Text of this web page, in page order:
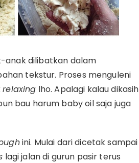
anak dilibatkan dalam
tekstur. Proses menguleni
relaxing lho. Apalagi kalau dikasih
bau harum baby oil saja juga
ini. Mulai dari dicetak sampai
lagi jalan di gurun pasir terus